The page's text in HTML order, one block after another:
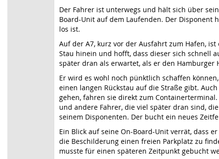
Der Fahrer ist unterwegs und hält sich über
Board-Unit auf dem Laufenden. Der Disponent
los ist.
Auf der A7, kurz vor der Ausfahrt zum Hafen,
Stau hinein und hofft, dass dieser sich schnell
später dran als erwartet, als er den
Er wird es wohl noch pünktlich schaffen
einen langen Rückstau auf die Straße gibt.
gehen, fahren sie direkt zum
und andere Fahrer, die viel später dran sind,
seinem Disponenten. Der bucht ein neues
Ein Blick auf seine On-Board-Unit verrät, dass
die Beschilderung einen freien Parkplatz zu
musste für einen späteren Zeitpunkt gebucht